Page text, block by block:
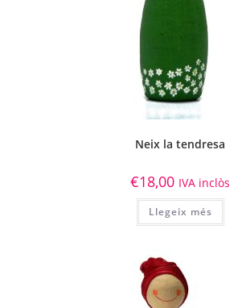
Neix la tendresa
€18,00 IVA inclòs
Llegeix més